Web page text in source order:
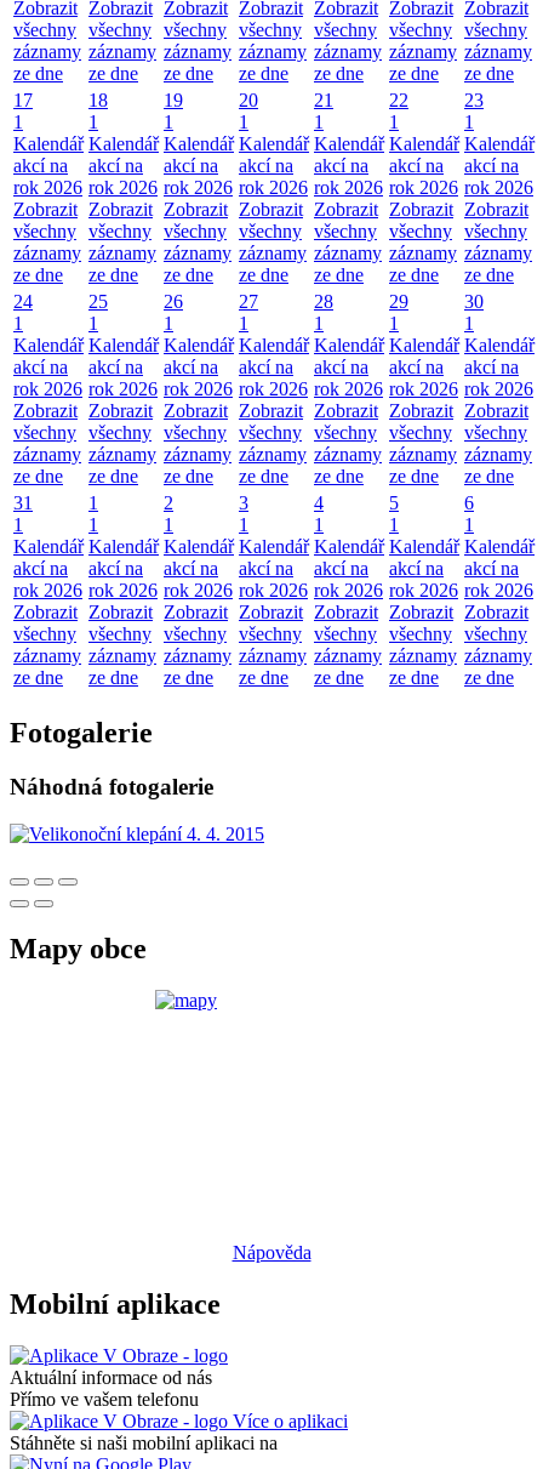
Zobrazit
všechny
záznamy
ze dne
Zobrazit
všechny
záznamy
ze dne
Zobrazit
všechny
záznamy
ze dne
Zobrazit
všechny
záznamy
ze dne
Zobrazit
všechny
záznamy
ze dne
Zobrazit
všechny
záznamy
ze dne
Zobrazit
všechny
záznamy
ze dne
17
1
Kalendář
akcí na
rok 2026
Zobrazit
všechny
záznamy
ze dne
18
1
Kalendář
akcí na
rok 2026
Zobrazit
všechny
záznamy
ze dne
19
1
Kalendář
akcí na
rok 2026
Zobrazit
všechny
záznamy
ze dne
20
1
Kalendář
akcí na
rok 2026
Zobrazit
všechny
záznamy
ze dne
21
1
Kalendář
akcí na
rok 2026
Zobrazit
všechny
záznamy
ze dne
22
1
Kalendář
akcí na
rok 2026
Zobrazit
všechny
záznamy
ze dne
23
1
Kalendář
akcí na
rok 2026
Zobrazit
všechny
záznamy
ze dne
24
1
Kalendář
akcí na
rok 2026
Zobrazit
všechny
záznamy
ze dne
25
1
Kalendář
akcí na
rok 2026
Zobrazit
všechny
záznamy
ze dne
26
1
Kalendář
akcí na
rok 2026
Zobrazit
všechny
záznamy
ze dne
27
1
Kalendář
akcí na
rok 2026
Zobrazit
všechny
záznamy
ze dne
28
1
Kalendář
akcí na
rok 2026
Zobrazit
všechny
záznamy
ze dne
29
1
Kalendář
akcí na
rok 2026
Zobrazit
všechny
záznamy
ze dne
30
1
Kalendář
akcí na
rok 2026
Zobrazit
všechny
záznamy
ze dne
31
1
Kalendář
akcí na
rok 2026
Zobrazit
všechny
záznamy
ze dne
1
1
Kalendář
akcí na
rok 2026
Zobrazit
všechny
záznamy
ze dne
2
1
Kalendář
akcí na
rok 2026
Zobrazit
všechny
záznamy
ze dne
3
1
Kalendář
akcí na
rok 2026
Zobrazit
všechny
záznamy
ze dne
4
1
Kalendář
akcí na
rok 2026
Zobrazit
všechny
záznamy
ze dne
5
1
Kalendář
akcí na
rok 2026
Zobrazit
všechny
záznamy
ze dne
6
1
Kalendář
akcí na
rok 2026
Zobrazit
všechny
záznamy
ze dne
Fotogalerie
Náhodná fotogalerie
Mapy obce
Nápověda
Mobilní aplikace
Aktuální informace od nás
Přímo ve vašem telefonu
Více o aplikaci
Stáhněte si naši mobilní aplikaci na